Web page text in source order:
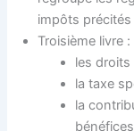
impôts précités
Troisième livre
les droits
la taxe
la